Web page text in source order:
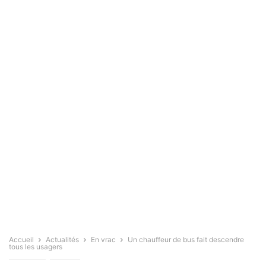
Accueil Actualités En vrac
Un chauffeur de bus fait descendre
tous les usagers